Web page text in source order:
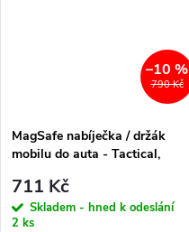
790 Kč
–10 %
MagSafe nabíječka / držák
mobilu do auta - Tactical,
711 Kč
Skladem - hned k odeslání
2 ks